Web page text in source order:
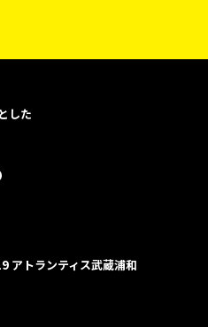
した
アトランティス武蔵浦和